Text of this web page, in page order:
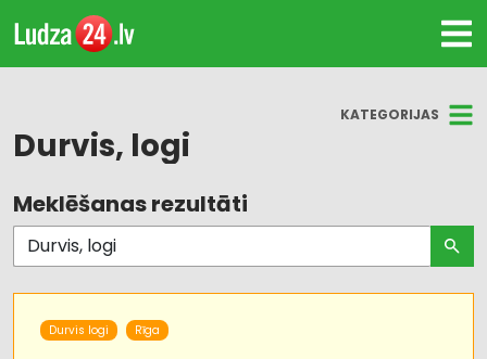
KATEGORIJAS
Durvis, logi
Visas nozares
Durvis, logi
Meklēšanas rezultāti
Durvis logi Rīga